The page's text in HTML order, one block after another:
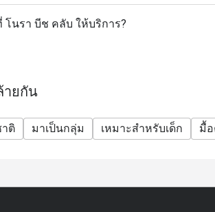
โนรา บีช คลับ ให้บริการ?
ายกัน
ติ มาเป็นกลุ่ม เหมาะสำหรับเด็ก มื้